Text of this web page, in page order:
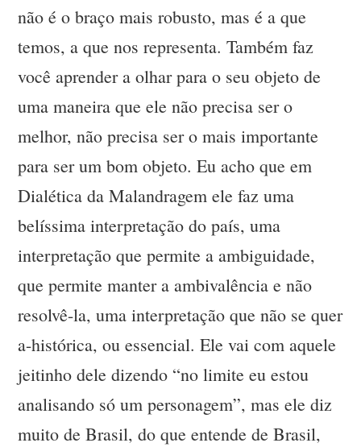
não é o braço mais robusto, mas é a que
temos, a que nos representa. Também faz
você aprender a olhar para o seu objeto de
uma maneira que ele não precisa ser o
melhor, não precisa ser o mais importante
para ser um bom objeto. Eu acho que em
Dialética da Malandragem ele faz uma
belíssima interpretação do país, uma
interpretação que permite a ambiguidade,
que permite manter a ambivalência e não
resolvê-la, uma interpretação que não se quer
a-histórica, ou essencial. Ele vai com aquele
jeitinho dele dizendo “no limite eu estou
analisando só um personagem”, mas ele diz
muito de Brasil, do que entende de Brasil,